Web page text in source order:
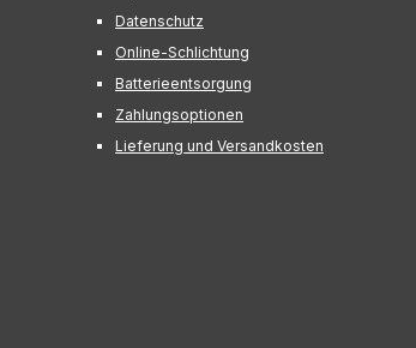
Datenschutz
Online-Schlichtung
Batterieentsorgung
Zahlungsoptionen
Lieferung und Versandkosten